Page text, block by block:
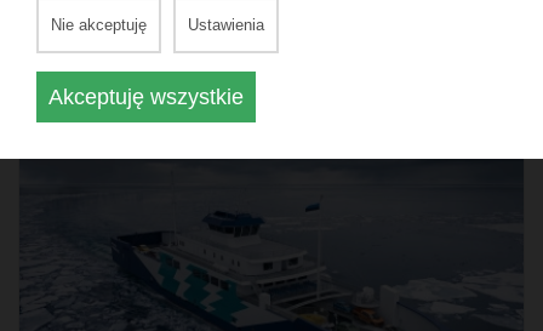
Czytaj dalej
Nie akceptuję Ustawienia
Akceptuję wszystkie